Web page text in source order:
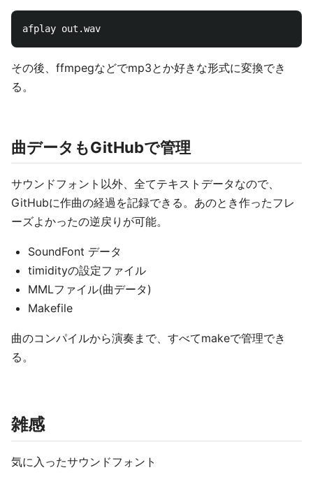
その後、ffmpegなどでmp3とか好きな形式に変換でき
る。
曲データもGitHubで管理
サウンドフォント以外、全てテキストデータなので、
GitHubに作曲の経過を記録できる。あのとき作ったフレ
ーズよかったの逆戻りが可能。
SoundFont データ
timidityの設定ファイル
MMLファイル(曲データ)
Makefile
曲のコンパイルから演奏まで、すべてmakeで管理でき
る。
雑感
気に入ったサウンドフォント